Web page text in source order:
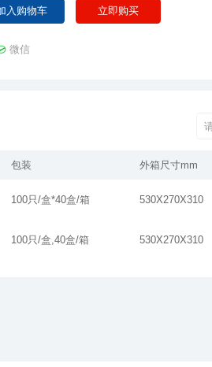
微信
包装 外箱尺寸mm
100只/盒*40盒/箱 530X270X310
100只/盒,40盒/箱 530X270X310